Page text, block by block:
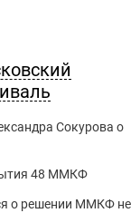
Сокурова о
48 ММКФ
о решении ММКФ не